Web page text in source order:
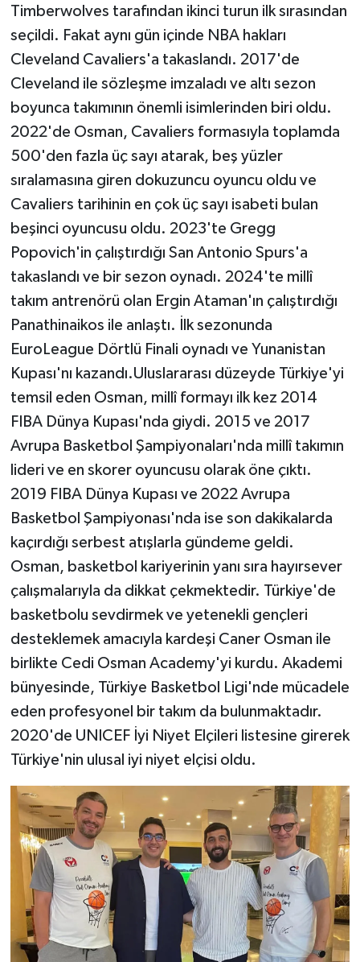
Timberwolves tarafından ikinci turun ilk sırasından
seçildi. Fakat aynı gün içinde NBA hakları
Cleveland Cavaliers'a takaslandı. 2017'de
Cleveland ile sözleşme imzaladı ve altı sezon
boyunca takımının önemli isimlerinden biri oldu.
2022'de Osman, Cavaliers formasıyla toplamda
500'den fazla üç sayı atarak, beş yüzler
sıralamasına giren dokuzuncu oyuncu oldu ve
Cavaliers tarihinin en çok üç sayı isabeti bulan
beşinci oyuncusu oldu. 2023'te Gregg
Popovich'in çalıştırdığı San Antonio Spurs'a
takaslandı ve bir sezon oynadı. 2024'te millî
takım antrenörü olan Ergin Ataman'ın çalıştırdığı
Panathinaikos ile anlaştı. İlk sezonunda
EuroLeague Dörtlü Finali oynadı ve Yunanistan
Kupası'nı kazandı.Uluslararası düzeyde Türkiye'yi
temsil eden Osman, millî formayı ilk kez 2014
FIBA Dünya Kupası'nda giydi. 2015 ve 2017
Avrupa Basketbol Şampiyonaları'nda millî takımın
lideri ve en skorer oyuncusu olarak öne çıktı.
2019 FIBA Dünya Kupası ve 2022 Avrupa
Basketbol Şampiyonası'nda ise son dakikalarda
kaçırdığı serbest atışlarla gündeme geldi.
Osman, basketbol kariyerinin yanı sıra hayırsever
çalışmalarıyla da dikkat çekmektedir. Türkiye'de
basketbolu sevdirmek ve yetenekli gençleri
desteklemek amacıyla kardeşi Caner Osman ile
birlikte Cedi Osman Academy'yi kurdu. Akademi
bünyesinde, Türkiye Basketbol Ligi'nde mücadele
eden profesyonel bir takım da bulunmaktadır.
2020'de UNICEF İyi Niyet Elçileri listesine girerek
Türkiye'nin ulusal iyi niyet elçisi oldu.